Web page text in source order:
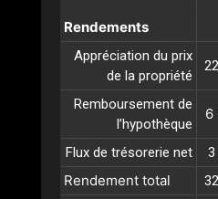
Rendements
Appréciation du prix
de la propriété
Remboursement de
l’hypothèque
6
Flux de trésorerie net 3
Rendement total